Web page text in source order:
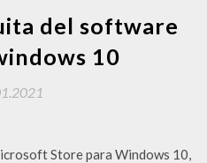
del software
10
Store para Windows 10,